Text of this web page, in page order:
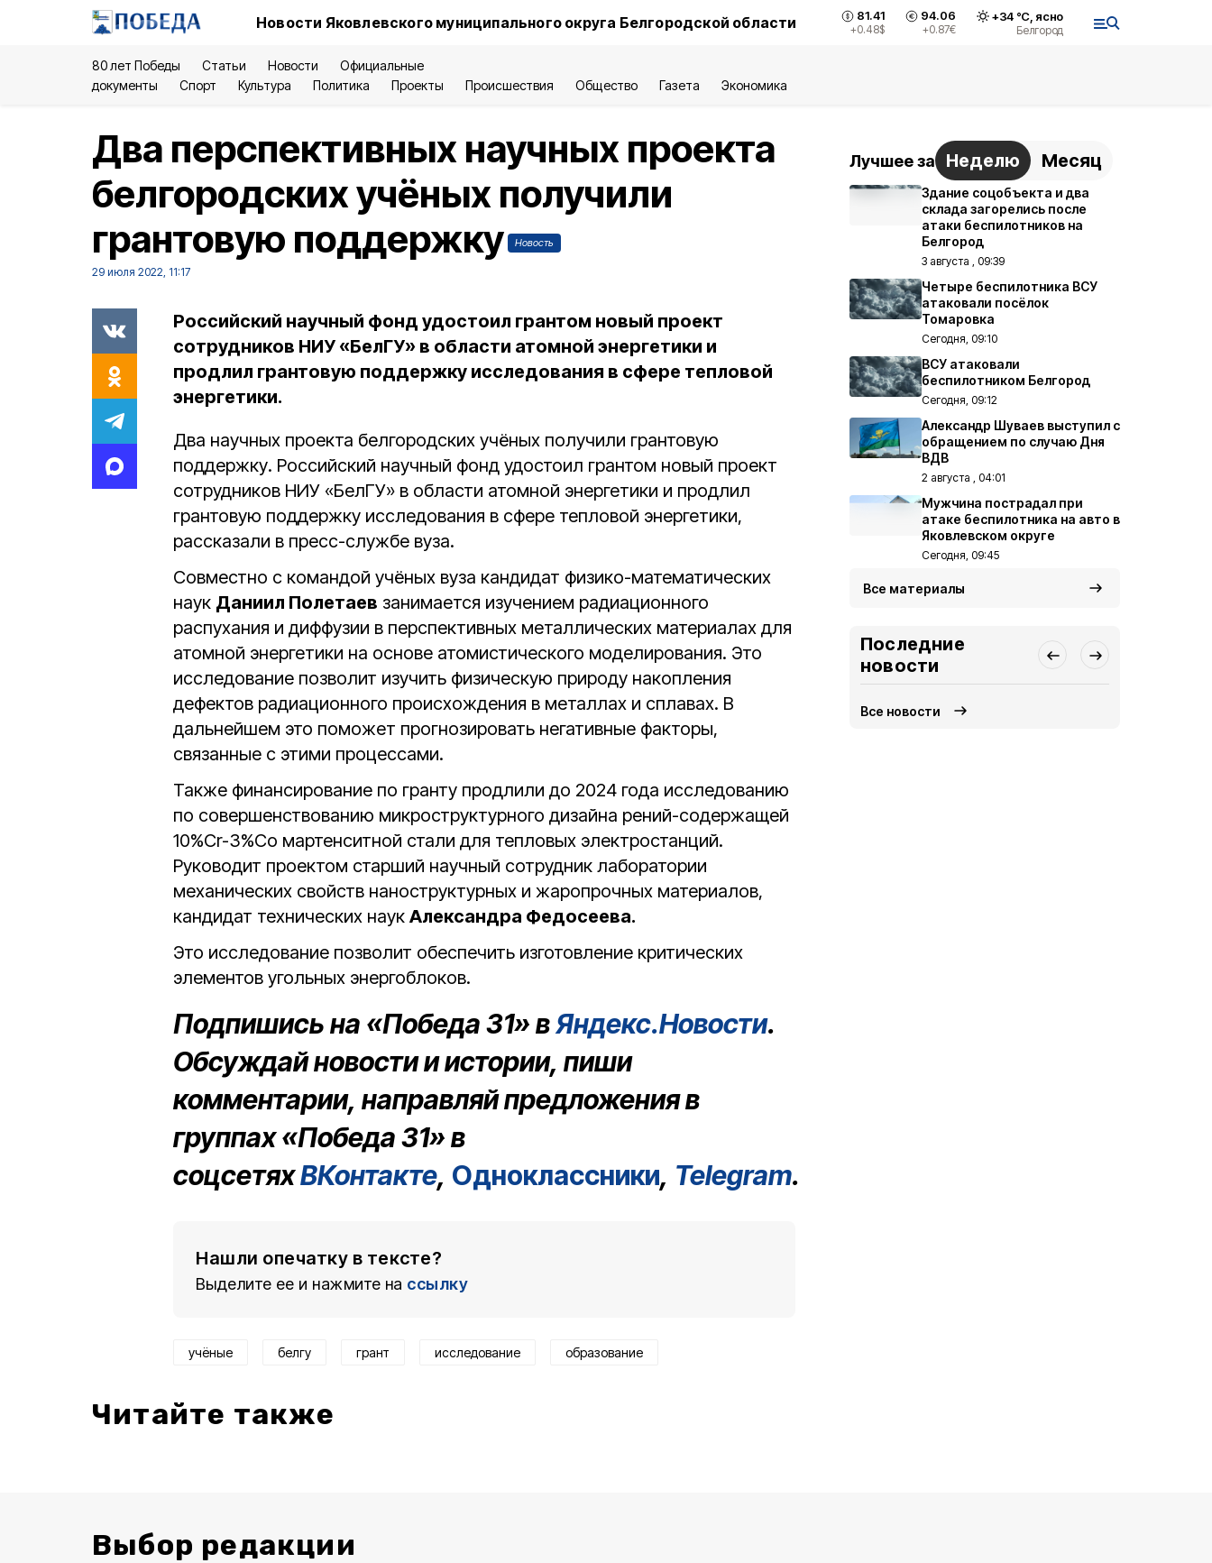
Новости Яковлевского муниципального округа Белгородской области 81.41
+0.48$
94.06
+0.87€
+34°С, ясно
Белгород
80 лет Победы Статьи Новости
Официальные
документы
Спорт Культура Политика Проекты Происшествия Общество Газета Экономика
Два перспективных научных проекта
белгородских учёных получили
грантовую поддержку
Новость
29 июля 2022, 11:17
Российский научный фонд удостоил грантом новый проект
сотрудников НИУ «БелГУ» в области атомной энергетики и
продлил грантовую поддержку исследования в сфере тепловой
энергетики.
Два научных проекта белгородских учёных получили грантовую
поддержку. Российский научный фонд удостоил грантом новый проект
сотрудников НИУ «БелГУ» в области атомной энергетики и продлил
грантовую поддержку исследования в сфере тепловой энергетики,
рассказали в пресс-службе вуза.
Совместно с командой учёных вуза кандидат физико-математических
наук Даниил Полетаев занимается изучением радиационного
распухания и диффузии в перспективных металлических материалах для
атомной энергетики на основе атомистического моделирования. Это
исследование позволит изучить физическую природу накопления
дефектов радиационного происхождения в металлах и сплавах. В
дальнейшем это поможет прогнозировать негативные факторы,
связанные с этими процессами.
Также финансирование по гранту продлили до 2024 года исследованию
по совершенствованию микроструктурного дизайна рений-содержащей
10%Cr-3%Co мартенситной стали для тепловых электростанций.
Руководит проектом старший научный сотрудник лаборатории
механических свойств наноструктурных и жаропрочных материалов,
кандидат технических наук Александра Федосеева.
Это исследование позволит обеспечить изготовление критических
элементов угольных энергоблоков.
Подпишись на «Победа 31» вЯндекс.Новости.
Обсуждай новости и истории, пиши
комментарии, направляй предложения в
группах «Победа 31» в
соцсетяхВКонтакте, Одноклассники, Telegram.
Нашли опечатку в тексте?
Выделите ее и нажмите на ссылку
учёные белгу грант исследование образование
Читайте также
Лучшее за Неделю Месяц
Здание соцобъекта и два
склада загорелись после
атаки беспилотников на
Белгород
3 августа , 09:39
Четыре беспилотника ВСУ
атаковали посёлок
Томаровка
Сегодня, 09:10
ВСУ атаковали
беспилотником Белгород
Сегодня, 09:12
Александр Шуваев выступил с
обращением по случаю Дня
ВДВ
2 августа , 04:01
Мужчина пострадал при
атаке беспилотника на авто в
Яковлевском округе
Сегодня, 09:45
Все материалы
Последние
новости
Все новости
Выбор редакции